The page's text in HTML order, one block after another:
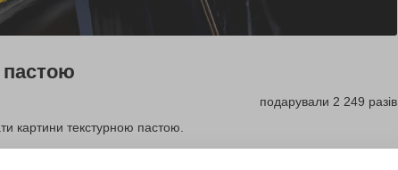
подарували 2 249 разів
картини текстурною пастою.